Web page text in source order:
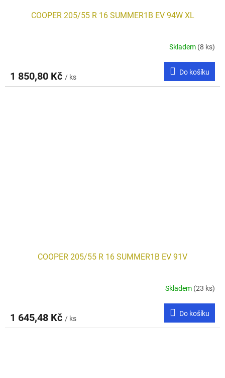
COOPER 205/55 R 16 SUMMER1B EV 94W XL
Skladem (8 ks)
1 850,80 Kč / ks
Do košíku
COOPER 205/55 R 16 SUMMER1B EV 91V
Skladem (23 ks)
1 645,48 Kč / ks
Do košíku